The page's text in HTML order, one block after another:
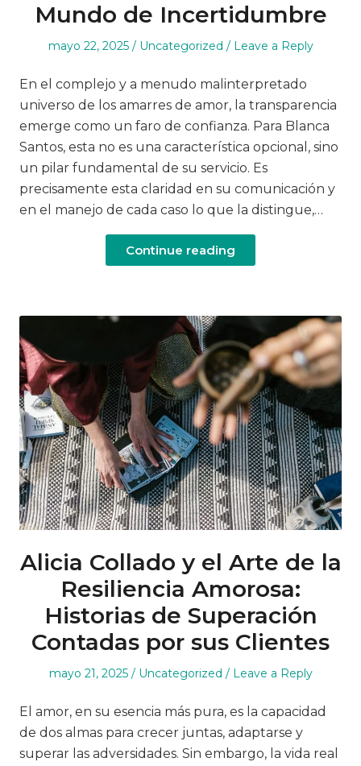
Mundo de Incertidumbre
Posted
mayo 22, 2025
Posted
Uncategorized Leave a Reply
En el complejo y a menudo malinterpretado
universo de los amarres de amor, la transparencia
emerge como un faro de confianza. Para Blanca
Santos, esta no es una característica opcional, sino
un pilar fundamental de su servicio. Es
precisamente esta claridad en su comunicación y
en el manejo de cada caso lo que la distingue,…
Continue reading
Alicia Collado y el Arte de la
Resiliencia Amorosa:
Historias de Superación
Contadas por sus Clientes
Posted
mayo 21, 2025
Posted
Uncategorized Leave a Reply
El amor, en su esencia más pura, es la capacidad
de dos almas para crecer juntas, adaptarse y
superar las adversidades. Sin embargo, la vida real